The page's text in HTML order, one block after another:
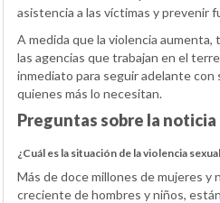
asistencia a las víctimas y prevenir
A medida que la violencia aumenta,
las agencias que trabajan en el
inmediato para seguir adelante con
quienes más lo necesitan.
Preguntas sobre la noticia
¿Cuál es la situación de la violencia
Más de doce millones de mujeres y
creciente de hombres y niños,